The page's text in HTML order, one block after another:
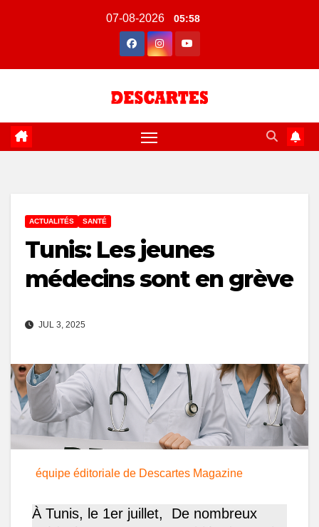
07-08-2026 05:58
ACTUALITÉS SANTÉ
Tunis: Les jeunes
médecins sont en grève
JUL 3, 2025
équipe éditoriale de Descartes Magazine
À Tunis, le 1er juillet, De nombreux